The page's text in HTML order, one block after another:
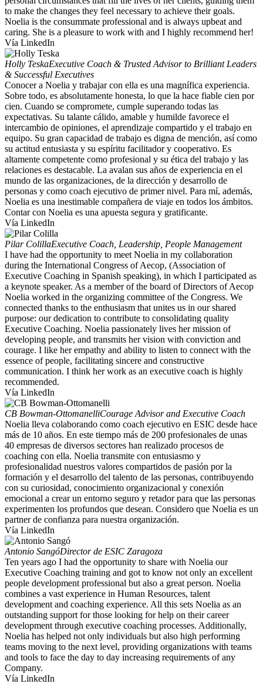
to make the changes they feel necessary to achieve their goals.
Noelia is the consummate professional and is always upbeat and
caring. She is a pleasure to work with and I highly recommend her!
Vía LinkedIn
Holly TeskaExecutive Coach & Trusted Advisor to Brilliant Leaders
& Successful Executives
Conocer a Noelia y trabajar con ella es una magnífica experiencia.
Sobre todo, es absolutamente honesta, lo que la hace fiable cien por
cien. Cuando se compromete, cumple superando todas las
expectativas. Su talante cálido, amable y humilde favorece el
intercambio de opiniones, el aprendizaje compartido y el trabajo en
equipo. Su gran capacidad de trabajo es digna de mención, así como
su actitud entusiasta y su espíritu facilitador y cooperativo. Es
altamente competente como profesional y su ética del trabajo y las
relaciones es destacable. La avalan sus años de experiencia en el
mundo de las organizaciones, de la dirección y desarrollo de
personas y como coach ejecutivo de primer nivel. Para mí, además,
Noelia es una inestimable compañera de viaje en todos los ámbitos.
Contar con Noelia es una apuesta segura y gratificante.
Vía LinkedIn
Pilar ColillaExecutive Coach, Leadership, People Management
I have had the opportunity to meet Noelia in my collaboration
during the International Congress of Aecop, (Association of
Executive Coaching in Spanish speaking), in which I participated as
a keynote speaker. As a member of the board of Directors of Aecop
Noelia worked in the organizing committee of the Congress. We
connected thanks to the enthusiasm that unites us in our shared
purpose: our dedication to contribute to consolidating quality
Executive Coaching. Noelia passionately lives her mission of
developing people, and transmits her vision with conviction and
courage. I like her empathy and ability to listen to connect with the
essence of people, facilitating sincere and constructive
communication. I think her work as an executive coach is highly
recommended.
Vía LinkedIn
CB Bowman-OttomanelliCourage Advisor and Executive Coach
Noelia lleva colaborando como coach ejecutivo en ESIC desde hace
más de 10 años. En este tiempo más de 200 profesionales de unas
40 empresas de diversos sectores han realizado procesos de
coaching con ella. Noelia transmite con entusiasmo y
profesionalidad nuestros valores compartidos de pasión por la
formación y el desarrollo del talento de las personas, contribuyendo
con su curiosidad, conocimiento organizacional y conexión
emocional a crear un entorno seguro y retador para que las personas
experimenten los profundos que desean. Considero que Noelia es un
partner de confianza para nuestra organización.
Vía LinkedIn
Antonio SangóDirector de ESIC Zaragoza
Ten years ago I had the opportunity to share with Noelia our
Executive Coaching training and got to know not only an excellent
people development professional but also a great person. Noelia
combines a vast experience in Human Resources, talent
development and coaching experience. All this sets Noelia as an
outstanding support for those looking for help on their career
development through executive coaching processes. Additionally,
Noelia has helped not only individuals but also high performing
teams moving to the next level, providing organizations with teams
and tools to face the day to day increasing requirements of any
Company.
Vía LinkedIn